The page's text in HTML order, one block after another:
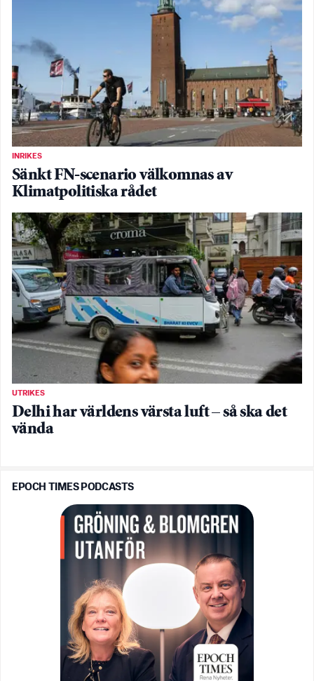
INRIKES
Sänkt FN-scenario välkomnas av
Klimatpolitiska rådet
UTRIKES
Delhi har världens värsta luft – så ska det
vända
EPOCH TIMES PODCASTS